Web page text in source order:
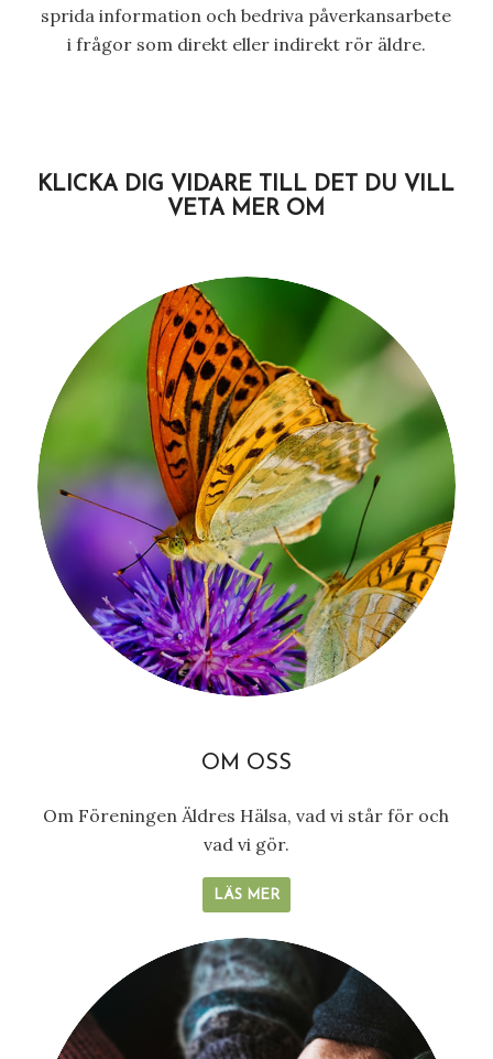
sprida information och bedriva påverkansarbete
i frågor som direkt eller indirekt rör äldre.
KLICKA DIG VIDARE TILL DET DU VILL
VETA MER OM
OM OSS
Om Föreningen Äldres Hälsa, vad vi står för och
vad vi gör.
LÄS MER